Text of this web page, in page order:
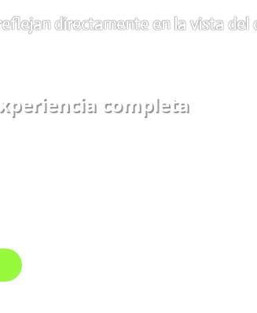
directamente en la vista del
completa